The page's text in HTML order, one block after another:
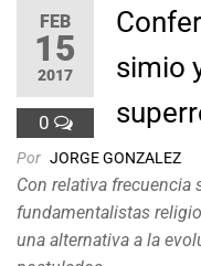
FEB
15
2017
0
simio
Por JORGE GONZALEZ
Con relativa frecuencia
fundamentalistas
una alternativa a la